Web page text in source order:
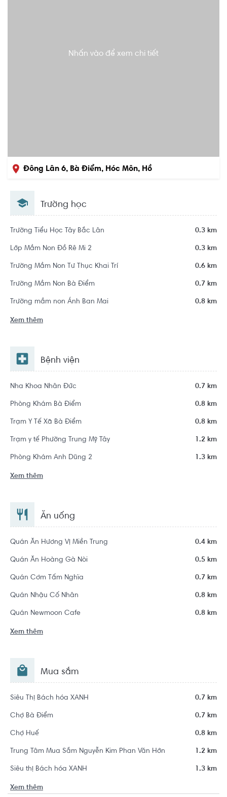
Nhấn vào để xem chi tiết
Đông Lân 6, Bà Điểm, Hóc Môn, Hồ
Trường học
Trường Tiểu Học Tây Bắc Lân 0.3 km
Lớp Mầm Non Đồ Rê Mi 2 0.3 km
Trường Mầm Non Tư Thục Khai Trí 0.6 km
Trường Mầm Non Bà Điểm 0.7 km
Trường mầm non Ánh Ban Mai 0.8 km
Xem thêm
Bệnh viện
Nha Khoa Nhân Đức 0.7 km
Phòng Khám Bà Điểm 0.8 km
Trạm Y Tế Xã Bà Điểm 0.8 km
Trạm y tế Phường Trung Mỹ Tây 1.2 km
Phòng Khám Anh Dũng 2 1.3 km
Xem thêm
Ăn uống
Quán Ăn Hương Vị Miền Trung 0.4 km
Quán Ăn Hoàng Gà Nòi 0.5 km
Quán Cơm Tấm Nghĩa 0.7 km
Quán Nhậu Cố Nhân 0.8 km
Quán Newmoon Cafe 0.8 km
Xem thêm
Mua sắm
Siêu Thị Bách hóa XANH 0.7 km
Chợ Bà Điểm 0.7 km
Chợ Huế 0.8 km
Trung Tâm Mua Sắm Nguyễn Kim Phan Văn Hớn 1.2 km
Siêu thị Bách hóa XANH 1.3 km
Xem thêm